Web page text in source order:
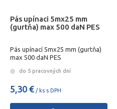
Pás upínaci 5mx25 mm
(gurtňa) max 500 daN PES
Pás upínací 5mx25 mm (gurtňa)
max 500 daN PES
do 5 pracovných dní
5,30 € / ks s DPH